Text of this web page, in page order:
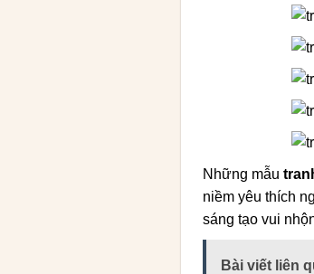
Những mẫu
niềm yêu thích
sáng tạo vui
Bài viết liên